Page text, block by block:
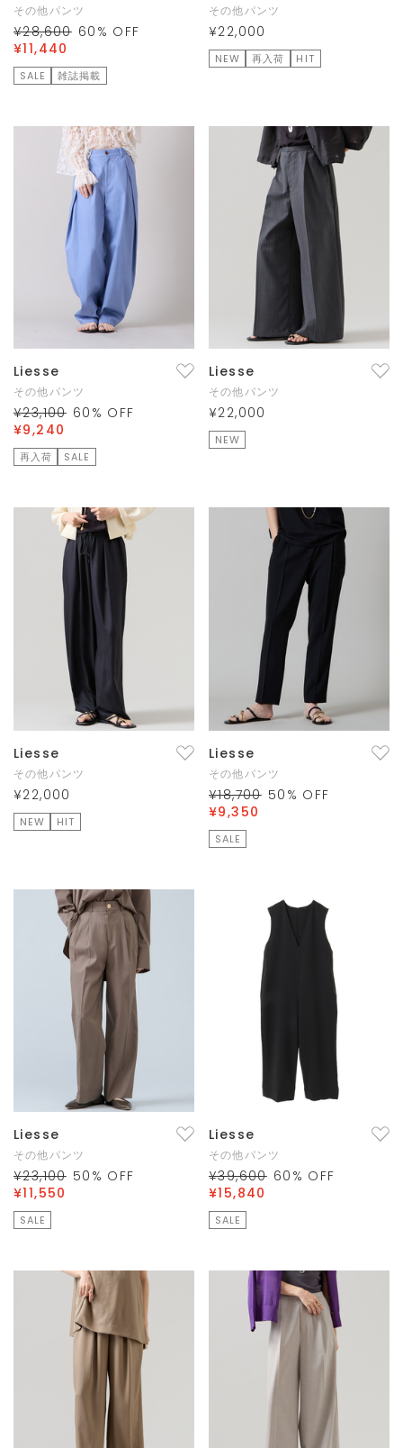
その他パンツ
¥28,600 60 % OFF
¥11,440
SALE 雑誌掲載
その他パンツ
¥22,000
NEW 再入荷 HIT
Liesse
その他パンツ
¥23,100 60 % OFF
¥9,240
再入荷 SALE
Liesse
その他パンツ
¥22,000
NEW
Liesse
その他パンツ
¥22,000
NEW HIT
Liesse
その他パンツ
¥18,700 50 % OFF
¥9,350
SALE
Liesse
その他パンツ
¥23,100 50 % OFF
¥11,550
SALE
Liesse
その他パンツ
¥39,600 60 % OFF
¥15,840
SALE